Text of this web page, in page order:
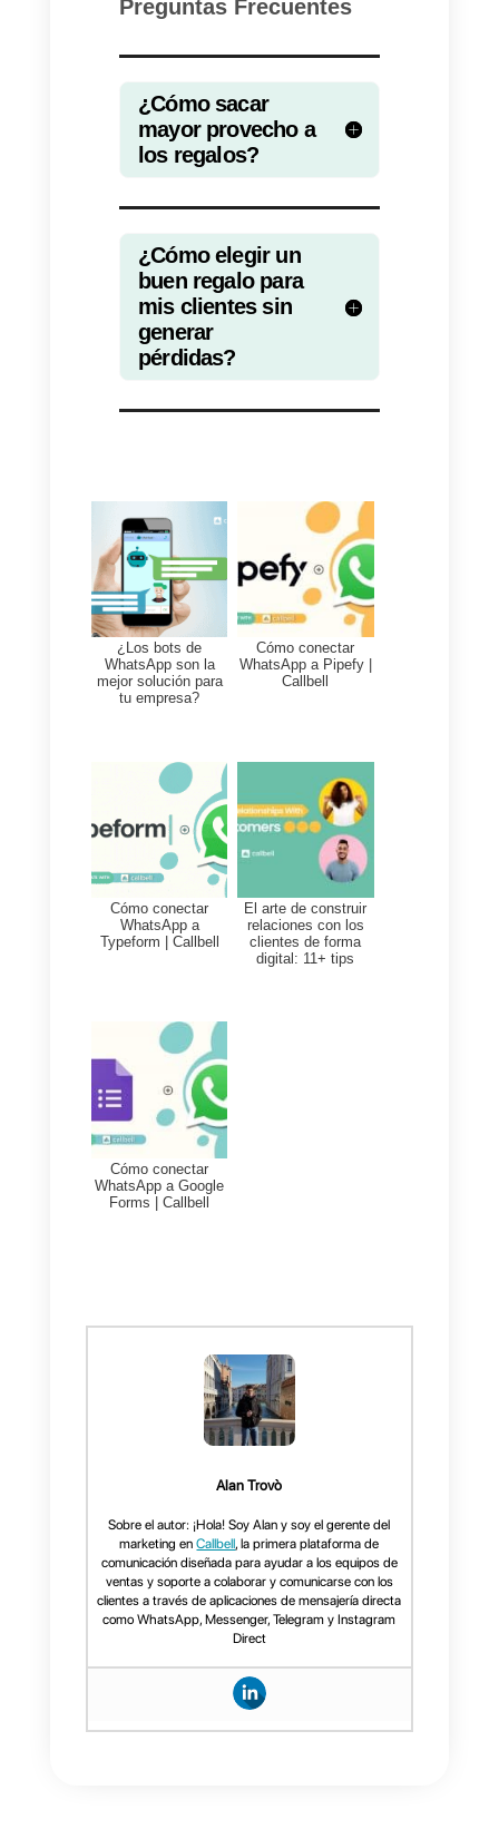
compartir tus post o mencionar tu
cuenta en las redes.
Conclusiones
Hay una largalista de
obsequios para tus clientes
Puedes sobresalir entre la
competencia y ofrecer un
único e inolvidable para tus
clientes. Las opciones son
presupuesto.
Al tener en cuenta a tus clientes
mostrarle cuánto valor son para
empresa, generará una
que les permitirá tenerte presente
producto o servicio que ofrezca
marca. Por lo que más que un
gasto extra será una inversión,
gesto a través de un obsequio te
Además, recuerda que la
atención que ofreces es esencial
para tus clientes y mucho más
esta época del año. Por esto es
sumamente importante que
utilicesherramientas de soporte
como Callbellparapotenciar la
atención en tu negocio.